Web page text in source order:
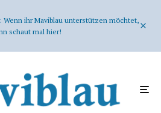
Wenn ihr Maviblau unterstützen möchtet,
schaut mal hier!